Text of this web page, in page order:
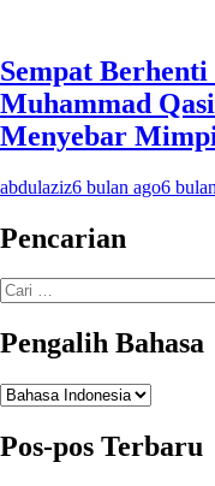
Sempat
Muhammad
Menyebar
abdulaziz6 bulan ago6
Pencarian
Cari
untuk:
Pengalih Bahasa
Pengalih
Pos-pos Terbaru